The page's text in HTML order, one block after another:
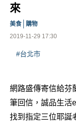
來
2019-11-29 17:30
美食 購物
#台北市
網路盛傳寄信給芬
筆回信，誠品生活
找到指定三位耶誕